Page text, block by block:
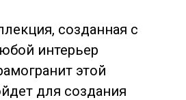
созданная с
интерьер
этой
для создания